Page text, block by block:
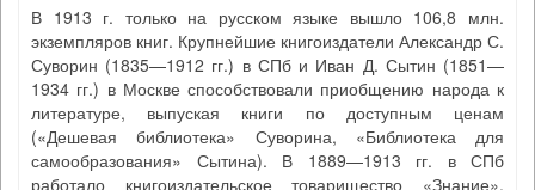
В 1913 г. только на русском языке вышло 106,8 млн.
экземпляров книг. Крупнейшие книгоиздатели Александр С.
Суворин (1835—1912 гг.) в СПб и Иван Д. Сытин (1851—
1934 гг.) в Москве способствовали приобщению народа к
литературе, выпуская книги по доступным ценам
(«Дешевая библиотека» Суворина, «Библиотека для
самообразования» Сытина). В 1889—1913 гг. в СПб
работало книгоиздательское товарищество «Знание»,